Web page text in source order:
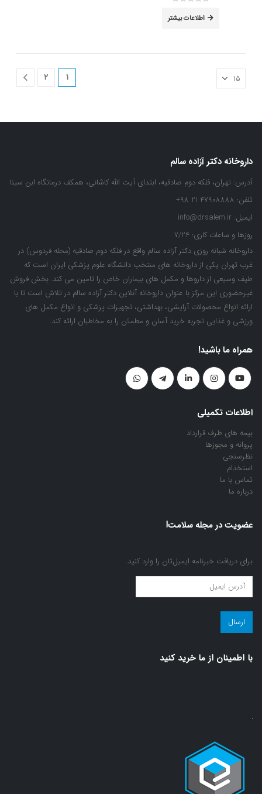
اطلاعات بیشتر
1
2
داروخانه دکتر آزاده سالم
آدرس: تهران، فلکه دوم صادقیه، ابتدای آیت الله کاشانی، همکف درمانگاه ابن سینا
تلفن: 47908888 21 98+
ایمیل: info@drsalem.ir
روزها و ساعات کاری: 7/24
داروخانه شبانه روزی دکتر آزاده سالم واقع در فلکه دوم صادقیه (محله فردوس) در
غرب تهران یکی از داروخانه های منتخب دانشگاه علوم پزشکی ایران است که
طیف وسیعی از داروها و مکمل های بیماران خاص را تامین می کند. بخش فروش
غیرحضوری این مرکز با عنوان داروخانه آنلاین دکتر آزاده سالم در تلاش است تا با
ارائه انواع محصولات آرایشی، بهداشتی، تجهیزات پزشکی و انواع مکمل های
ورزشی و غذایی تجربه خرید آسان و مطمئن را به مخاطبان ارائه کند.
همراه ما باشید!
اطلاعات تکمیلی
بیمه های طرف قرارداد
پروانه و مجوزها
نظرسنجی
استخدام
تماس با ما
درباره ما
عضویت در مجله سلامت!
برای دریافت خبرنامه ایمیل‌تان را وارد کنید.
عضویت
در
مجله
سلامت!
با اطمينان از ما خريد كنيد